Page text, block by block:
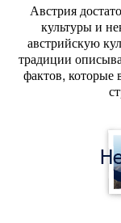
Австрия
культуры и
австрийскую
традиции
фактов, которые